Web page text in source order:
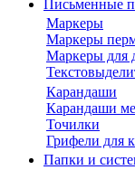
Письменные
Маркеры
Маркеры
Маркеры для
Карандаши
Карандаши
Точилки
Грифели для
Папки и